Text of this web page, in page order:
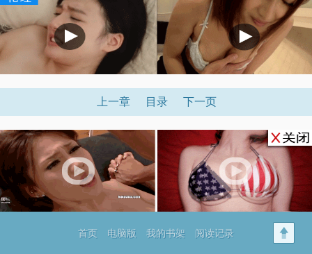
上一章 目录 下一页
首页 电脑版 我的书架 阅读记录